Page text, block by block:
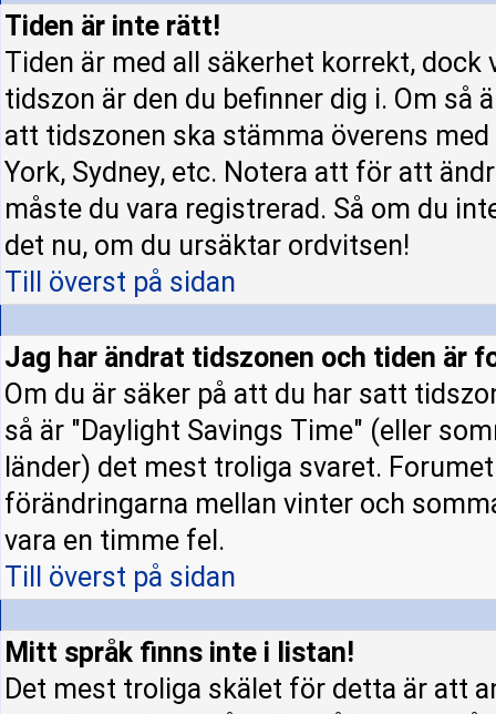
Tiden är inte rätt!
Tiden är med all säkerhet korrekt, dock
tidszon är den du befinner dig i. Om så
att tidszonen ska stämma överens
York, Sydney, etc. Notera att för att
måste du vara registrerad. Så om du
det nu, om du ursäktar ordvitsen!
Till överst på sidan
Jag har ändrat tidszonen och tiden är
Om du är säker på att du har satt
så är "Daylight Savings Time" (eller
länder) det mest troliga svaret.
förändringarna mellan vinter och
vara en timme fel.
Till överst på sidan
Mitt språk finns inte i listan!
Det mest troliga skälet för detta är att